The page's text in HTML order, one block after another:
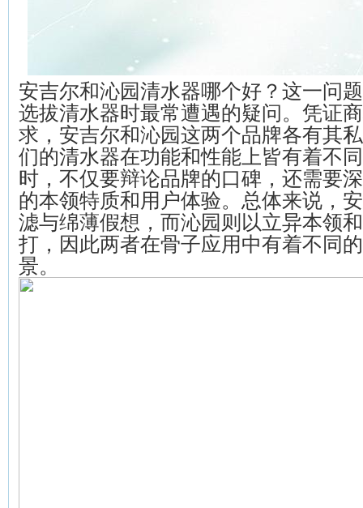
安吉尔和沁园清水器哪个好？这一问
选拔清水器时最常遭遇的疑问。凭证
求，安吉尔和沁园这两个品牌各有其
们的清水器在功能和性能上皆有着不
时，不仅要辩论品牌的口碑，还需要
的本领特质和用户体验。总体来说，
滤与绵薄假想，而沁园则以立异本领
打，因此两者在骨子应用中有着不同
景。